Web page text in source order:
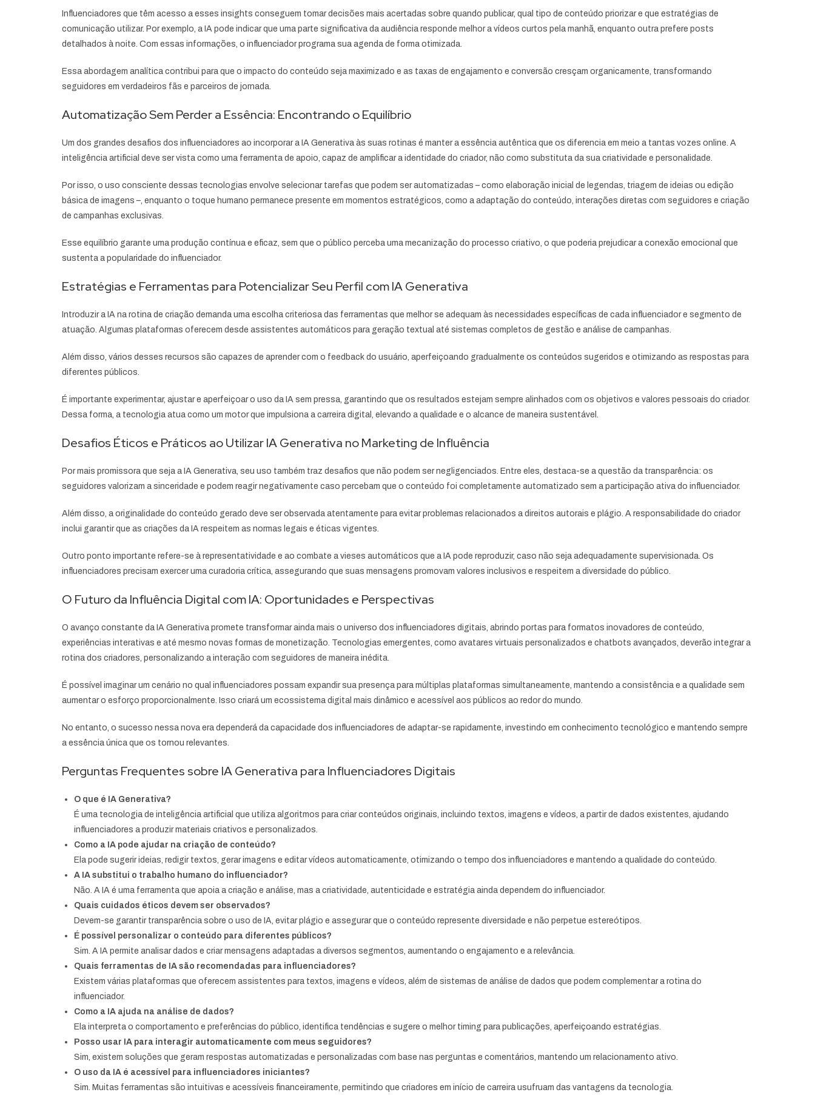
Influenciadores que têm acesso a esses insights conseguem tomar decisões mais acertadas sobre quando publicar, qual tipo de conteúdo priorizar e que estratégias de
comunicação utilizar. Por exemplo, a IA pode indicar que uma parte significativa da audiência responde melhor a vídeos curtos pela manhã, enquanto outra prefere posts
detalhados à noite. Com essas informações, o influenciador programa sua agenda de forma otimizada.
Essa abordagem analítica contribui para que o impacto do conteúdo seja maximizado e as taxas de engajamento e conversão cresçam organicamente, transformando
seguidores em verdadeiros fãs e parceiros de jornada.
Automatização Sem Perder a Essência: Encontrando o Equilíbrio
Um dos grandes desafios dos influenciadores ao incorporar a IA Generativa às suas rotinas é manter a essência autêntica que os diferencia em meio a tantas vozes online. A
inteligência artificial deve ser vista como uma ferramenta de apoio, capaz de amplificar a identidade do criador, não como substituta da sua criatividade e personalidade.
Por isso, o uso consciente dessas tecnologias envolve selecionar tarefas que podem ser automatizadas – como elaboração inicial de legendas, triagem de ideias ou edição
básica de imagens –, enquanto o toque humano permanece presente em momentos estratégicos, como a adaptação do conteúdo, interações diretas com seguidores e criação
de campanhas exclusivas.
Esse equilíbrio garante uma produção contínua e eficaz, sem que o público perceba uma mecanização do processo criativo, o que poderia prejudicar a conexão emocional que
sustenta a popularidade do influenciador.
Estratégias e Ferramentas para Potencializar Seu Perfil com IA Generativa
Introduzir a IA na rotina de criação demanda uma escolha criteriosa das ferramentas que melhor se adequam às necessidades específicas de cada influenciador e segmento de
atuação. Algumas plataformas oferecem desde assistentes automáticos para geração textual até sistemas completos de gestão e análise de campanhas.
Além disso, vários desses recursos são capazes de aprender com o feedback do usuário, aperfeiçoando gradualmente os conteúdos sugeridos e otimizando as respostas para
diferentes públicos.
É importante experimentar, ajustar e aperfeiçoar o uso da IA sem pressa, garantindo que os resultados estejam sempre alinhados com os objetivos e valores pessoais do criador.
Dessa forma, a tecnologia atua como um motor que impulsiona a carreira digital, elevando a qualidade e o alcance de maneira sustentável.
Desafios Éticos e Práticos ao Utilizar IA Generativa no Marketing de Influência
Por mais promissora que seja a IA Generativa, seu uso também traz desafios que não podem ser negligenciados. Entre eles, destaca-se a questão da transparência: os
seguidores valorizam a sinceridade e podem reagir negativamente caso percebam que o conteúdo foi completamente automatizado sem a participação ativa do influenciador.
Além disso, a originalidade do conteúdo gerado deve ser observada atentamente para evitar problemas relacionados a direitos autorais e plágio. A responsabilidade do criador
inclui garantir que as criações da IA respeitem as normas legais e éticas vigentes.
Outro ponto importante refere-se à representatividade e ao combate a vieses automáticos que a IA pode reproduzir, caso não seja adequadamente supervisionada. Os
influenciadores precisam exercer uma curadoria crítica, assegurando que suas mensagens promovam valores inclusivos e respeitem a diversidade do público.
O Futuro da Influência Digital com IA: Oportunidades e Perspectivas
O avanço constante da IA Generativa promete transformar ainda mais o universo dos influenciadores digitais, abrindo portas para formatos inovadores de conteúdo,
experiências interativas e até mesmo novas formas de monetização. Tecnologias emergentes, como avatares virtuais personalizados e chatbots avançados, deverão integrar a
rotina dos criadores, personalizando a interação com seguidores de maneira inédita.
É possível imaginar um cenário no qual influenciadores possam expandir sua presença para múltiplas plataformas simultaneamente, mantendo a consistência e a qualidade sem
aumentar o esforço proporcionalmente. Isso criará um ecossistema digital mais dinâmico e acessível aos públicos ao redor do mundo.
No entanto, o sucesso nessa nova era dependerá da capacidade dos influenciadores de adaptar-se rapidamente, investindo em conhecimento tecnológico e mantendo sempre
a essência única que os tornou relevantes.
Perguntas Frequentes sobre IA Generativa para Influenciadores Digitais
O que é IA Generativa?
É uma tecnologia de inteligência artificial que utiliza algoritmos para criar conteúdos originais, incluindo textos, imagens e vídeos, a partir de dados existentes, ajudando
influenciadores a produzir materiais criativos e personalizados.
Como a IA pode ajudar na criação de conteúdo?
Ela pode sugerir ideias, redigir textos, gerar imagens e editar vídeos automaticamente, otimizando o tempo dos influenciadores e mantendo a qualidade do conteúdo.
A IA substitui o trabalho humano do influenciador?
Não. A IA é uma ferramenta que apoia a criação e análise, mas a criatividade, autenticidade e estratégia ainda dependem do influenciador.
Quais cuidados éticos devem ser observados?
Devem-se garantir transparência sobre o uso de IA, evitar plágio e assegurar que o conteúdo represente diversidade e não perpetue estereótipos.
É possível personalizar o conteúdo para diferentes públicos?
Sim. A IA permite analisar dados e criar mensagens adaptadas a diversos segmentos, aumentando o engajamento e a relevância.
Quais ferramentas de IA são recomendadas para influenciadores?
Existem várias plataformas que oferecem assistentes para textos, imagens e vídeos, além de sistemas de análise de dados que podem complementar a rotina do
influenciador.
Como a IA ajuda na análise de dados?
Ela interpreta o comportamento e preferências do público, identifica tendências e sugere o melhor timing para publicações, aperfeiçoando estratégias.
Posso usar IA para interagir automaticamente com meus seguidores?
Sim, existem soluções que geram respostas automatizadas e personalizadas com base nas perguntas e comentários, mantendo um relacionamento ativo.
O uso da IA é acessível para influenciadores iniciantes?
Sim. Muitas ferramentas são intuitivas e acessíveis financeiramente, permitindo que criadores em início de carreira usufruam das vantagens da tecnologia.